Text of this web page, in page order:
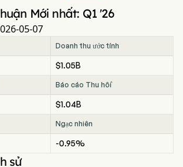
Mới nhất: Q1 '26
05-07
Doanh thu ước tính
$1.05B
Báo cáo Thu hồi
$1.04B
Ngạc nhiên
-0.95%
sử